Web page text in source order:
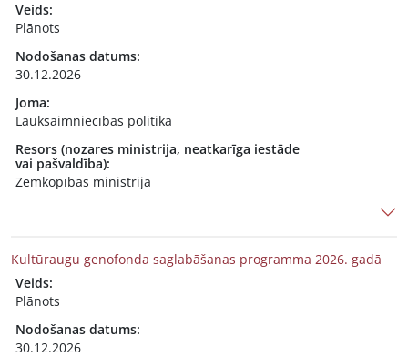
Veids:
Plānots
Nodošanas datums:
30.12.2026
Joma:
Lauksaimniecības politika
Resors (nozares ministrija, neatkarīga iestāde
vai pašvaldība):
Zemkopības ministrija
Kultūraugu genofonda saglabāšanas programma 2026. gadā
Veids:
Plānots
Nodošanas datums:
30.12.2026